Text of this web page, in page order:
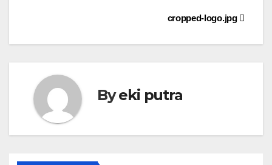
o
k
e
pos
cropped-logo.jpg
Byeki putra